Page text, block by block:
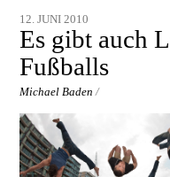
12. JUNI 2010
Es gibt auch
Fußballs
Michael Baden /